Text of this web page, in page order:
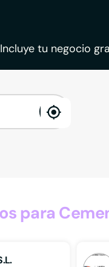
Incluye tu negocio
enable
para